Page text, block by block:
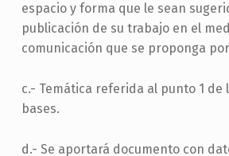
espacio y forma que le sean
publicación de su trabajo en el
comunicación que se proponga
c.- Temática referida al punto 1 de
bases.
d.- Se aportará documento con